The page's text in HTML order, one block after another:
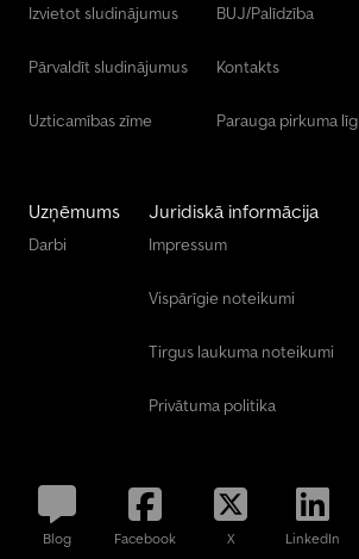
Izvietot sludinājumus
Pārvaldīt sludinājumus
Uzticamības zīme
BUJ/Palīdzība
Kontakts
Parauga pirkuma
Uzņēmums
Darbi
Juridiskā informācija
Impressum
Vispārīgie noteikumi
Tirgus laukuma noteikumi
Privātuma politika
Blog Facebook X LinkedIn